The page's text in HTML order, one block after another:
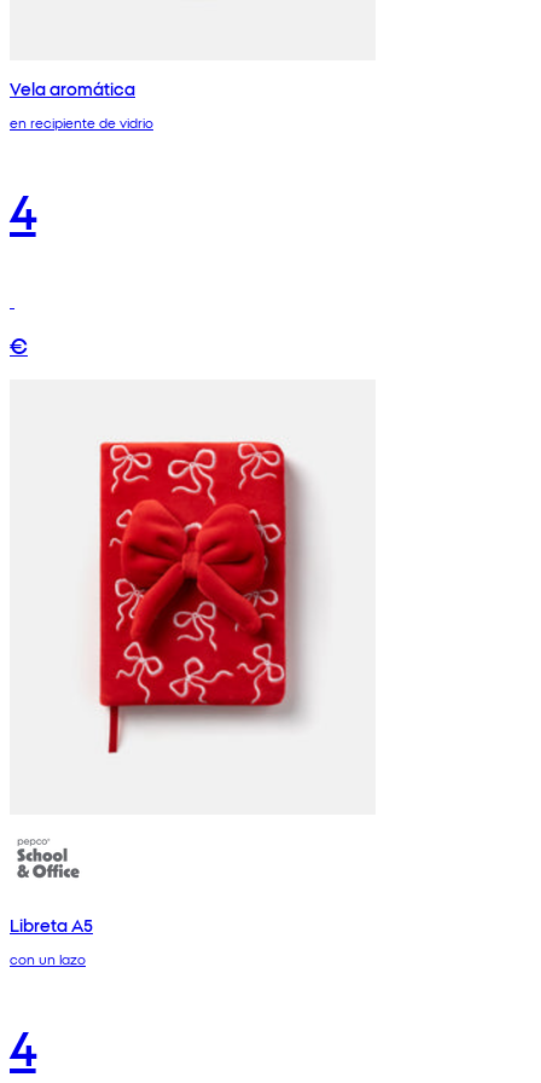
Vela aromática
en recipiente de vidrio
4
€
Libreta A5
con un lazo
4